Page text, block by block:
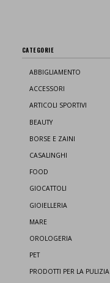
CATEGORIE
ABBIGLIAMENTO
ACCESSORI
ARTICOLI SPORTIVI
BEAUTY
BORSE E ZAINI
CASALINGHI
FOOD
GIOCATTOLI
GIOIELLERIA
MARE
OROLOGERIA
PET
PRODOTTI PER LA PULIZIA